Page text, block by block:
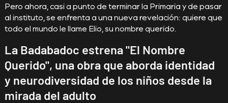
Pero ahora, casi a punto de terminar la Primaria y de pasar
al instituto, se enfrenta a una nueva revelación: quiere que
todo el mundo le llame Elio, su nombre querido.
La Badabadoc estrena "El Nombre
Querido", una obra que aborda identidad
y neurodiversidad de los niños desde la
mirada del adulto